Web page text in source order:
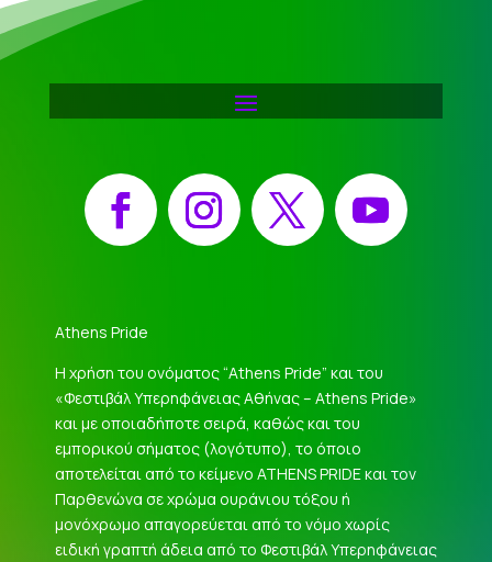
Facebook Instagram X YouTube
Athens Pride
Η χρήση του ονόματος “Athens Pride” και του
«Φεστιβάλ Υπερηφάνειας Αθήνας – Athens Pride»
και με οποιαδήποτε σειρά, καθώς και του
εμπορικού σήματος (λογότυπο), το όποιο
αποτελείται από το κείμενο ATHENS PRIDE και τον
Παρθενώνα σε χρώμα ουράνιου τόξου ή
μονόχρωμο απαγορεύεται από το νόμο χωρίς
ειδική γραπτή άδεια από το Φεστιβάλ Υπερηφάνειας